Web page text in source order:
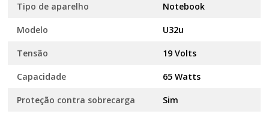
Tipo de aparelho Notebook
Modelo U32u
Tensão 19 Volts
Capacidade 65 Watts
Proteção contra sobrecarga Sim